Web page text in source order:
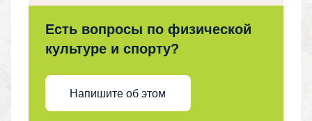
Есть вопросы по физической
культуре и спорту?
Напишите об этом